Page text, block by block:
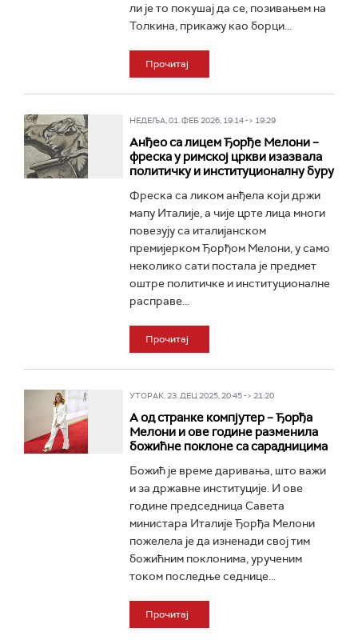
ли је то покушај да се, позивањем на
Толкина, прикажу као борци...
Прочитај
НЕДЕЉА, 01. ФЕБ 2026, 19:14 -> 19:29
Анђео са лицем Ђорђе Мелони –
фреска у римској цркви изазвала
политичку и институционалну буру
Фреска са ликом анђела који држи
мапу Италије, а чије црте лица многи
повезују са италијанском
премијерком Ђорђом Мелони, у само
неколико сати постала је предмет
оштре политичке и институционалне
расправе...
Прочитај
УТОРАК, 23. ДЕЦ 2025, 20:45 -> 21:20
А од странке компјутер – Ђорђа
Мелони и ове године разменила
божићне поклоне са сарадницима
Божић је време даривања, што важи
и за државне институције. И ове
године председница Савета
министара Италије Ђорђа Мелони
пожелела је да изненади свој тим
божићним поклонима, урученим
током последње седнице...
Прочитај